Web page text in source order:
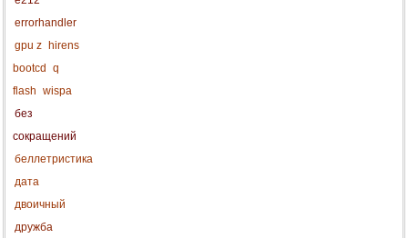
errorhandler
gpu z hirens
bootcd
q
flash wispa
без
сокращений
беллетристика
дата
двоичный
дружба